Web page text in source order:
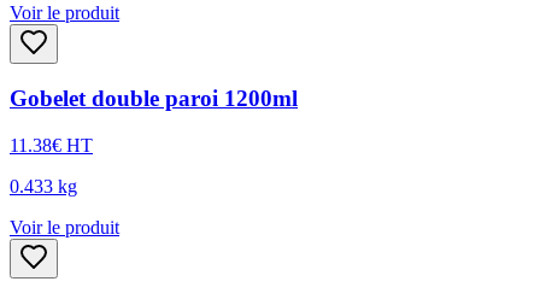
Voir le produit
Gobelet double paroi 1200ml
11.38€ HT
0.433 kg
Voir le produit